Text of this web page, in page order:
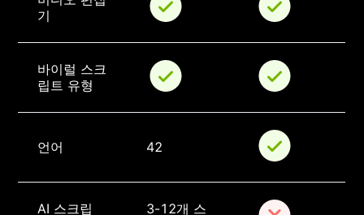
기
바이럴 스크
립트 유형
언어 42
AI 스크립
3-12개 스